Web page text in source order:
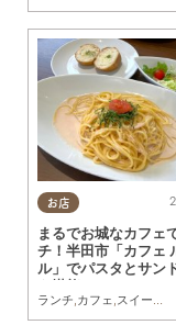
お店
まるでお城なカフェ
チ！半田市「カフェ
ル」でパスタとサン
を堪能
ランチ,カフェ,スイーツ